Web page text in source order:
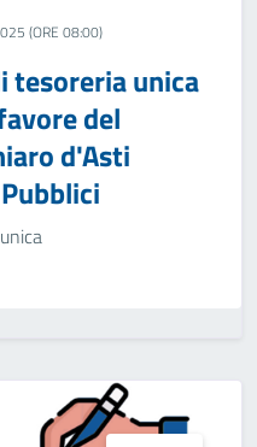
(ORE 08:00)
tesoreria unica
del
d'Asti